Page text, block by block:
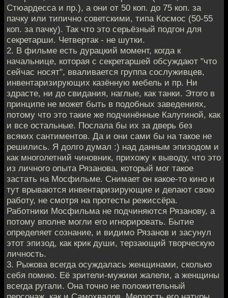
Стюардесса и пр.), а они от 50 коп. до 75 коп. за
пачку или типично советскими, типа Космос (50-55
коп. за пачку). Так что это серьёзный подгон для
секретарши. Четвертак - не шутки.
2. В фильме есть дурацкий момент, когда к
начальнице, которая с секретаршей обсуждают "что
сейчас носят", вваливается группа сослуживцев,
инвентаризирующих казённую мебель и пр. Ни
здрасте, ни до свидания, наглые, как танки. Этого в
принципе не может быть в подобных заведениях,
потому что это такие же подчинённые Калугиной, как
и все остальные. Послала бы их за дверь без
всяких сантиментов. Да и они сами бы на такое не
решились. Я долго думал :) над данным эпизодом и
как многолетний чиновник, прихожу к выводу, что это
из личного опыта Рязанова, который мог такое
застать на Мосфильме. Снимает он какое-то кино и
тут врываются инвентаризирующие и делают свою
работу, не смотря на протесты режиссёра.
Работники Мосфильма не подчиняются Рязанову, а
потому вполне могли его игнорировать. Бытие
определяет сознание, и видимо Рязанов и засунул
этот эпизод, как крик души, терзающий творческую
личность.
3. Рыжова всегда осуждалась женщинами, сколько
себя помню. Её зрители-мужики жалели, а женщины
всегда ругали. Она точно не положительный